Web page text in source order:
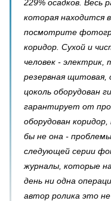
229% осадков. Весь
которая находится
посмотрите
коридор. Сухой и
человек - электрик,
резервная щитовая,
цоколь оборудован
гарантирует от
оборудован
бы не она -
следующей серии
журналы, которые
день ни одна
автор ролика это